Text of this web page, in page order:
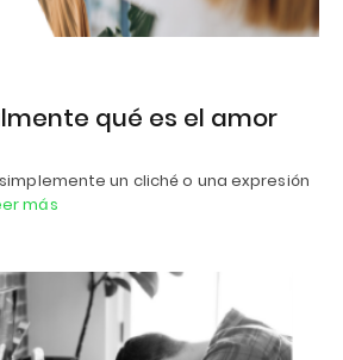
qué es el amor
un cliché o una expresión
más